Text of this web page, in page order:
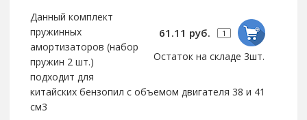
61.11 руб.
Остаток на складе 3шт.
Данный комплект
пружинных
амортизаторов (набор
пружин 2 шт.)
подходит для
китайских бензопил с объемом двигателя 38 и 41
см3